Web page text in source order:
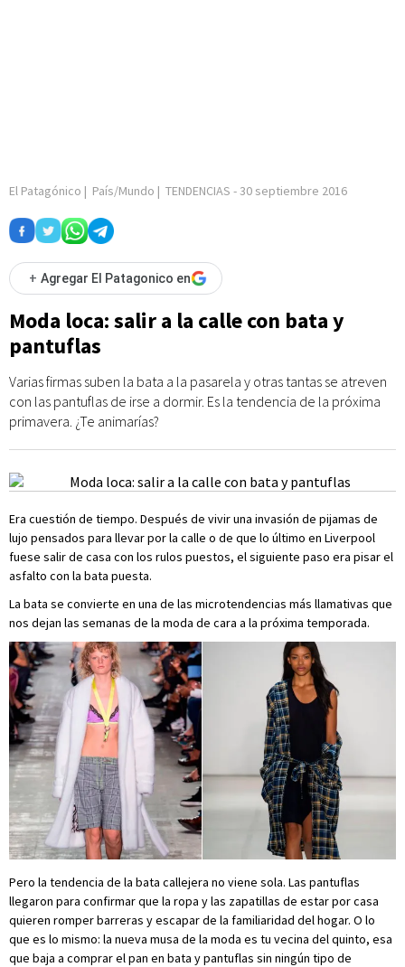
El Patagónico | País/Mundo | TENDENCIAS -30 septiembre 2016
+ Agregar El Patagonico en
Moda loca: salir a la calle con bata y
pantuflas
Varias firmas suben la bata a la pasarela y otras tantas se atreven
con las pantuflas de irse a dormir. Es la tendencia de la próxima
primavera. ¿Te animarías?
Era cuestión de tiempo. Después de vivir una invasión de pijamas de
lujo pensados para llevar por la calle o de que lo último en Liverpool
fuese salir de casa con los rulos puestos, el siguiente paso era pisar el
asfalto con la bata puesta.
La bata se convierte en una de las microtendencias más llamativas que
nos dejan las semanas de la moda de cara a la próxima temporada.
Pero la tendencia de la bata callejera no viene sola. Las pantuflas
llegaron para confirmar que la ropa y las zapatillas de estar por casa
quieren romper barreras y escapar de la familiaridad del hogar. O lo
que es lo mismo: la nueva musa de la moda es tu vecina del quinto, esa
que baja a comprar el pan en bata y pantuflas sin ningún tipo de